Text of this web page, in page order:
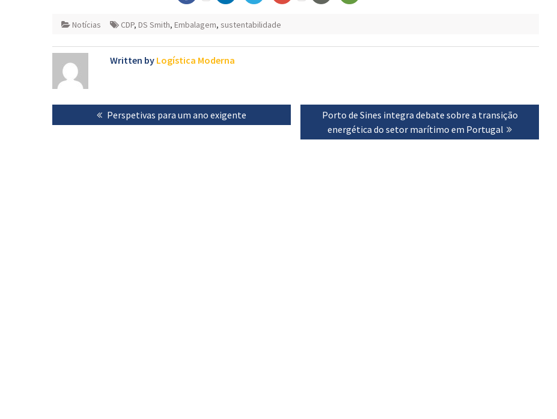
Notícias CDP, DS Smith, Embalagem, sustentabilidade
Written by Logística Moderna
Navegação
de
Previous
post:
Perspetivas para um ano exigente
Next
post:
Porto de Sines integra debate sobre a transição
energética do setor marítimo em Portugal